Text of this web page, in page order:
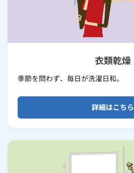
衣類乾燥
季節を問わず、毎日が洗濯日和。
詳細はこちら